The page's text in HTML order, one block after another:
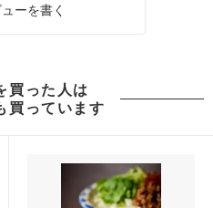
ーを書く
買った人は
買っています